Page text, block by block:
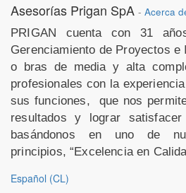
Asesorías Prigan SpA - Acerca
PRIGAN cuenta con 31
Gerenciamiento de Proyectos
o bras de media y alta
profesionales con la
sus funciones,
que nos
resultados y lograr
basándonos en uno de
principios, “Excelencia en
Español (CL)